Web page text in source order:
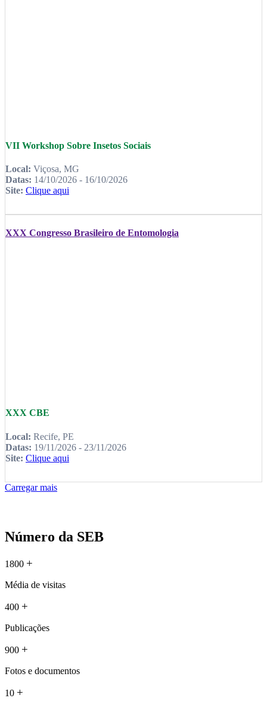
VII Workshop Sobre Insetos Sociais
Local: Viçosa, MG
Datas: 14/10/2026 - 16/10/2026
Site: Clique aqui
XXX Congresso Brasileiro de Entomologia
XXX CBE
Local: Recife, PE
Datas: 19/11/2026 - 23/11/2026
Site: Clique aqui
Carregar mais
Número da SEB
1800 +
Média de visitas
400 +
Publicações
900 +
Fotos e documentos
10 +